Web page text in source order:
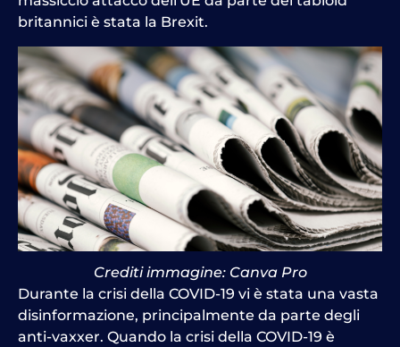
britannici è stata la Brexit.
Crediti immagine: Canva Pro
Durante la crisi della COVID-19 vi è stata una vasta
disinformazione, principalmente da parte degli
anti-vaxxer. Quando la crisi della COVID-19 è